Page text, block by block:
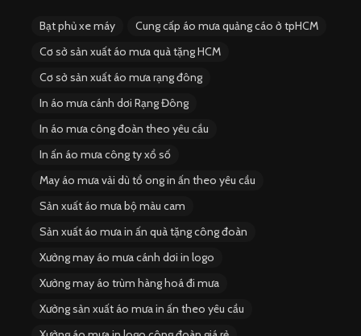
Bạt phủ xe máy
Cung cấp áo mưa quảng cáo ở tpHCM
Cơ sở sản xuất áo mưa quà tặng HCM
Cơ sở sản xuất áo mưa rạng đông
In áo mưa cánh dơi Rạng Đông
In áo mưa công đoàn theo yêu cầu
In ấn áo mưa công ty xổ số
May áo mưa vải dù tổ ong in ấn theo yêu cầu
Sản xuất áo mưa bộ màu cam
Sản xuất áo mưa in ấn quà tặng công đoàn
Xưởng may áo mưa cánh dơi in logo
Xưởng may áo trùm hàng hoá đi mưa
Xưởng sản xuất áo mưa in ấn theo yêu cầu